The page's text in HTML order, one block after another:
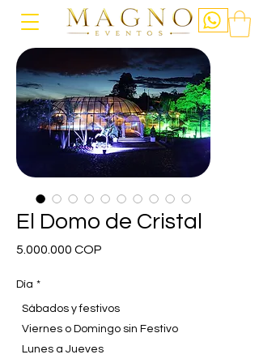
El Domo de Cristal
5.000.000 COP
Día *
Sábados y festivos
Viernes o Domingo sin Festivo
Lunes a Jueves